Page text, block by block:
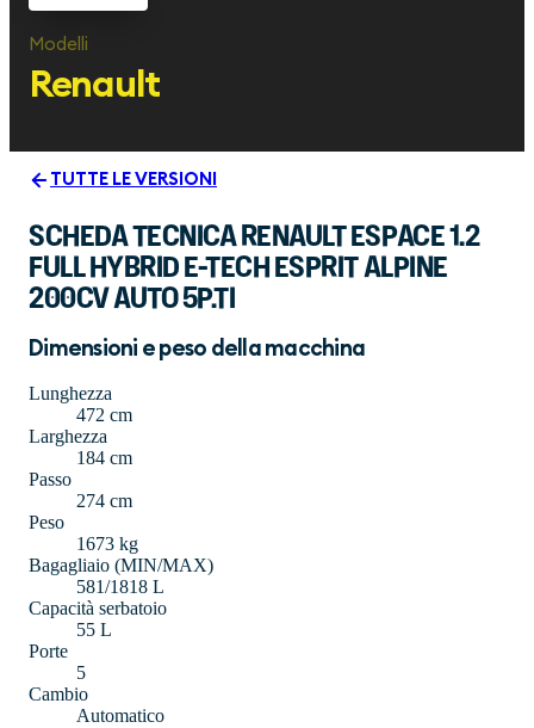
Modelli
Renault
TUTTE LE VERSIONI
SCHEDA TECNICA RENAULT ESPACE 1.2
FULL HYBRID E-TECH ESPRIT ALPINE
200CV AUTO 5P.TI
Dimensioni e peso della macchina
Lunghezza
472 cm
Larghezza
184 cm
Passo
274 cm
Peso
1673 kg
Bagagliaio (MIN/MAX)
581/1818 L
Capacità serbatoio
55 L
Porte
5
Cambio
Automatico